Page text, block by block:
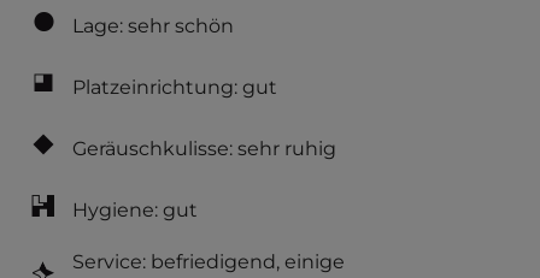
Lage: sehr schön
Platzeinrichtung: gut
Geräuschkulisse: sehr ruhig
Hygiene: gut
Service: befriedigend, einige